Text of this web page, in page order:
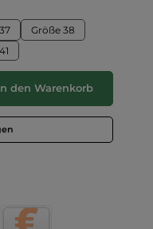
Größe 38
ein oder benutze die
den Warenkorb